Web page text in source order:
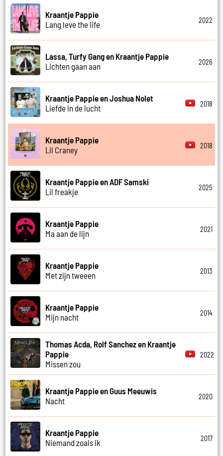
Kraantje Pappie
Lang leve the life
2022
Lassa, Turfy Gang en Kraantje Pappie
Lichten gaan aan
2026
Kraantje Pappie en Joshua Nolet
Liefde in de lucht
2018
Kraantje Pappie
Lil Craney
2018
Kraantje Pappie en ADF Samski
Lil freakje
2025
Kraantje Pappie
Ma aan de lijn
2021
Kraantje Pappie
Met zijn tweeen
2013
Kraantje Pappie
Mijn nacht
2014
Thomas Acda, Rolf Sanchez en Kraantje
Pappie
Missen zou
2022
Kraantje Pappie en Guus Meeuwis
Nacht
2020
Kraantje Pappie
Niemand zoals ik
2017